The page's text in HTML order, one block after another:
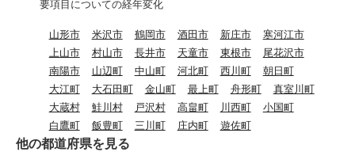
た。最新ツールの
NotebookLMやGeminiを用
いたクリエイティブな学習
法も実演されました。あわ
せて、著作権への配慮や、
個人情報がAIに学習されな
年１組】生活 今日はさつま
いもの観察日記。 絵を描い
て、形や様子などを観察し
ます。 「くさい」「スース
ーする」など香りを感じて
いる子もいました。 子ども
もゾウと同じような仕組みなの
ヤウサギなど他の動物を選んで
ていました。 ６年生の社会科は、国の政治の
仕組みについての学習です。 国会、内閣、裁
判所のそれぞれの働きを学習し
ぞれのつながりと「三権分立」
ついて、調べていました。 とても難しい内容
学びに向かう姿がありまし
た。 さくらんぼ学級のみな
さんが、「新しい先生に名
前をおぼえてもらおう大作
戦」で、名刺を作って新し
い先生に自己紹介をしてい
要項目についての経年変化
山形市 米沢市 鶴岡市 酒田市 新庄市
寒河江市
上山市
村山市 長井市 天童市 東根市
尾花沢市
南陽市
山辺町 中山町 河北町 西川町
朝日町
大江町
大石田町 金山町 最上町 舟形町
真室川町
大蔵村
鮭川村 戸沢村 高畠町 川西町
小国町
白鷹町
飯豊町 三川町 庄内町 遊佐町
他の都道府県を見る